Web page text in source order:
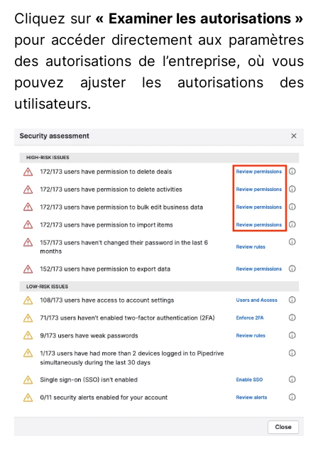
Cliquez sur « Examiner les autorisations »
pour accéder directement aux paramètres
des autorisations de l’entreprise, où vous
pouvez ajuster les autorisations des
utilisateurs.